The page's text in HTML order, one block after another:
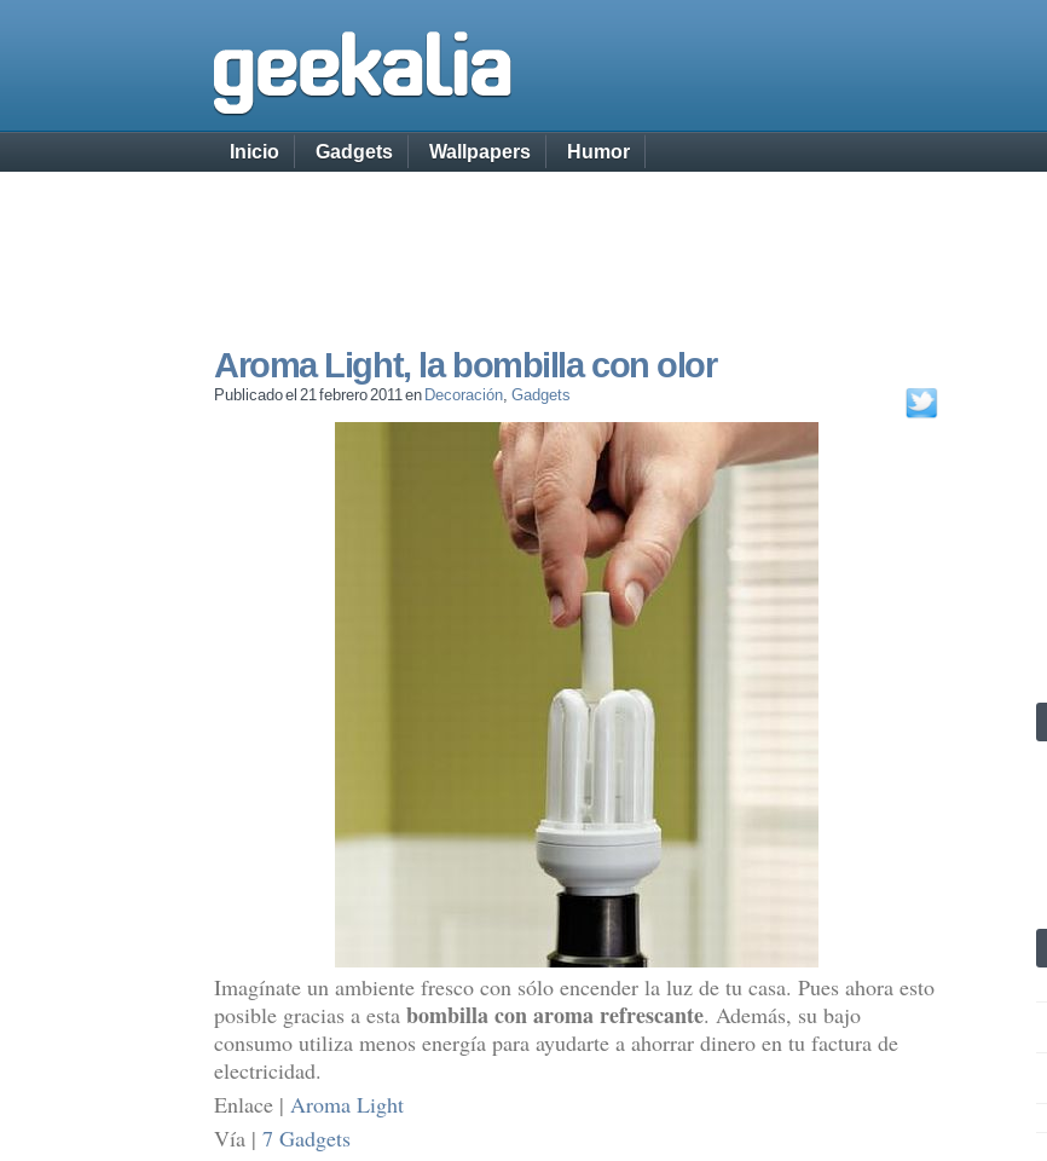
Inicio Gadgets Wallpapers Humor
Aroma Light, la bombilla con olor
Publicado el 21 febrero 2011 en Decoración, Gadgets
Imagínate un ambiente fresco con sólo encender la luz de tu casa. Pues ahora esto
posible gracias a esta bombilla con aroma refrescante. Además, su bajo
consumo utiliza menos energía para ayudarte a ahorrar dinero en tu factura de
electricidad.
Enlace | Aroma Light
Vía | 7 Gadgets